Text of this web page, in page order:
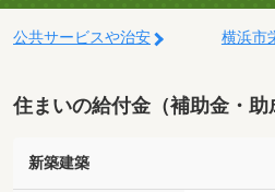
公共サービスや治安 横浜市
住まいの給付金（補助金・助
新築建築